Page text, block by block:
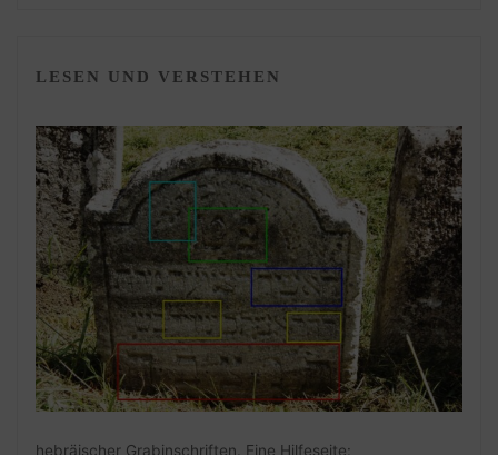
LESEN UND VERSTEHEN
hebräischer Grabinschriften. Eine Hilfeseite: